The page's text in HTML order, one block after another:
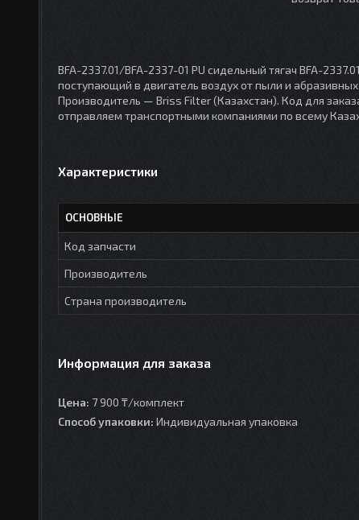
BFA-2337.01/BFA-2337-01 PU сидельный тягач BFA-
поступающий в двигатель воздух от пыли и
Производитель — Briss Filter (Казахстан). Код для
отправляем транспортными компаниями по всему
Характеристики
ОСНОВНЫЕ
Код запчасти
Производитель
Страна производитель
Информация для заказа
Цена: 7 900 ₸/комплект
Способ упаковки: Индивидуальная упаковка